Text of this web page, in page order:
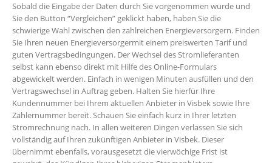
Sobald die Eingabe der Daten durch Sie vorgenommen wurde und
Sie den Button “Vergleichen” geklickt haben, haben Sie die
schwierige Wahl zwischen den zahlreichen Energieversorgern. Finden
Sie Ihren neuen Energieversorgermit einem preiswerten Tarif und
guten Vertragsbedingungen. Der Wechsel des Stromlieferanten
selbst kann ebenso direkt mit Hilfe des Online-Formulars
abgewickelt werden. Einfach in wenigen Minuten ausfüllen und den
Vertragswechsel in Auftrag geben. Halten Sie hierfür Ihre
Kundennummer bei Ihrem aktuellen Anbieter in Visbek sowie Ihre
Zählernummer bereit. Schauen Sie einfach kurz in Ihrer letzten
Stromrechnung nach. In allen weiteren Dingen verlassen Sie sich
vollständig auf Ihren zukünftigen Anbieter in Visbek. Dieser
übernimmt ebenfalls, vorausgesetzt die vierwöchige Frist ist